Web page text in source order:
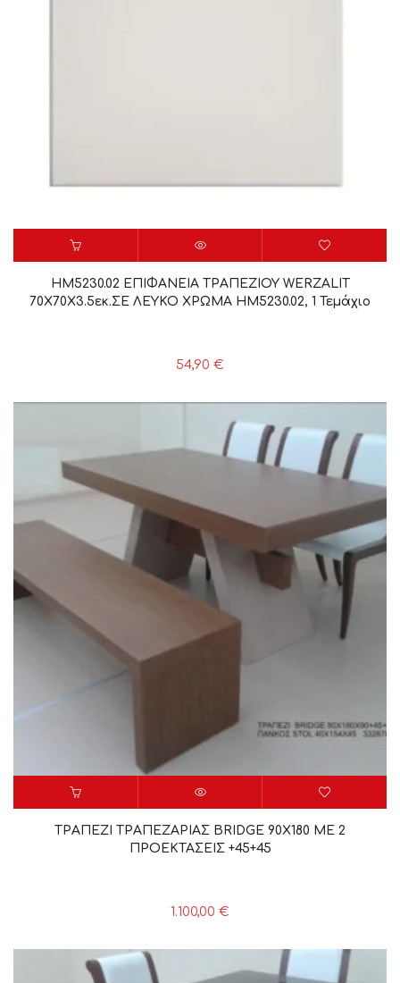
HM5230.02 ΕΠΙΦΑΝΕΙΑ ΤΡΑΠΕΖΙΟΥ WERZALIT
70Χ70Χ3.5εκ.ΣΕ ΛΕΥΚΟ ΧΡΩΜΑ HM5230.02, 1 Τεμάχιο
54,90 €
ΤΡΑΠΕΖΙ ΤΡΑΠΕΖΑΡΙΑΣ BRIDGE 90X180 ME 2
ΠΡΟΕΚΤΑΣΕΙΣ +45+45
1.100,00 €